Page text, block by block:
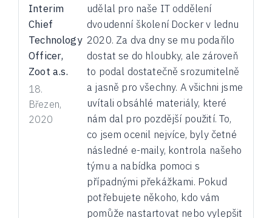
Interim
Chief
Technology
Officer,
Zoot a.s.
18.
Březen,
2020
udělal pro naše IT oddělení
dvoudenní školení Docker v lednu
2020. Za dva dny se mu podařilo
dostat se do hloubky, ale zároveň
to podal dostatečně srozumitelně
a jasně pro všechny. A všichni jsme
uvítali obsáhlé materiály, které
nám dal pro pozdější použití. To,
co jsem ocenil nejvíce, byly četné
následné e-maily, kontrola našeho
týmu a nabídka pomoci s
případnými překážkami. Pokud
potřebujete někoho, kdo vám
pomůže nastartovat nebo vylepšit